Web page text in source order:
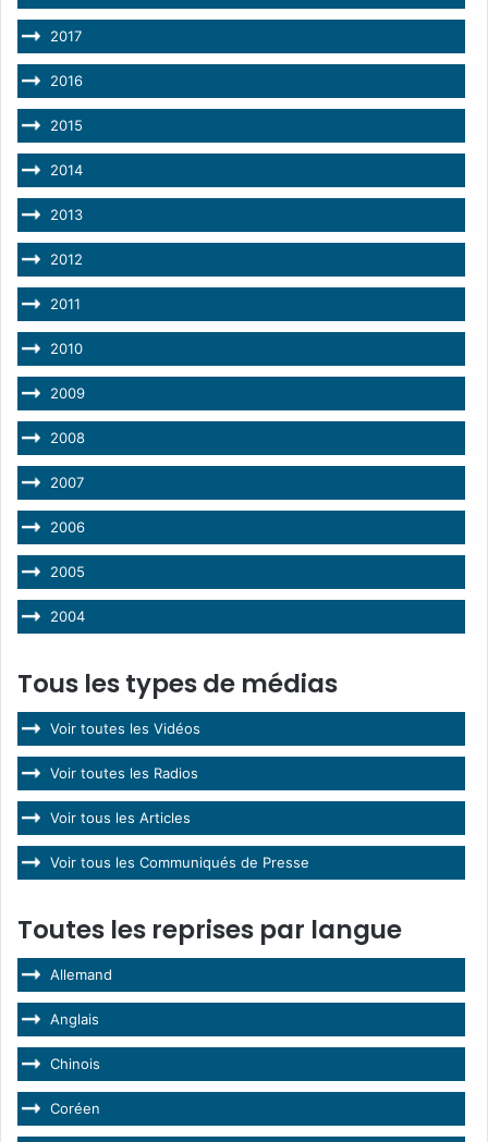
2017
2016
2015
2014
2013
2012
2011
2010
2009
2008
2007
2006
2005
2004
Tous les types de médias
Voir toutes les Vidéos
Voir toutes les Radios
Voir tous les Articles
Voir tous les Communiqués de Presse
Toutes les reprises par langue
Allemand
Anglais
Chinois
Coréen